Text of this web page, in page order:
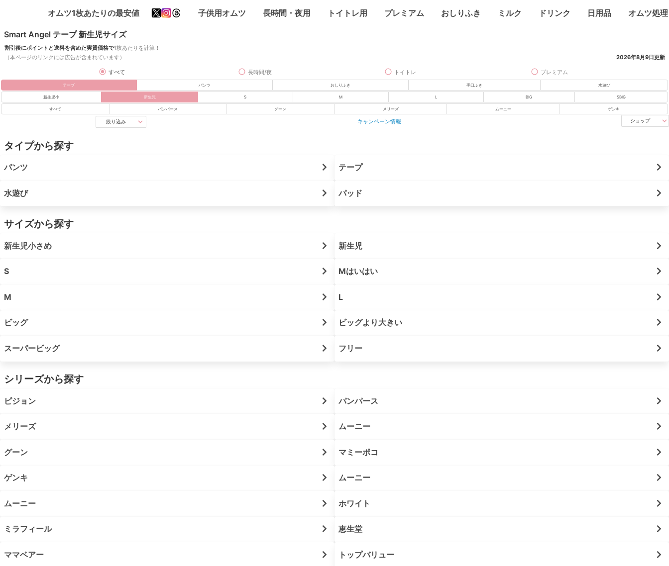
オムツ1枚あたりの最安値 子供用オムツ 長時間・夜用 トイトレ用 プレミアム おしりふき ミルク ドリンク 日用品 オムツ処理
Smart Angel テープ 新生児サイズ
割引後にポイントと送料を含めた実質価格で1枚あたりを計算！
（本ページのリンクには広告が含まれています）
2026年8月9日更新
すべて 長時間/夜 トイトレ プレミアム
テープ パンツ おしりふき 手口ふき 水遊び
新生児小 新生児 S M L BIG SBIG
すべて パンパース グーン メリーズ ムーニー ゲンキ
絞り込み キャンペーン情報 ショップ
タイプから探す
パンツ テープ
水遊び パッド
サイズから探す
新生児小さめ 新生児
S Mはいはい
M L
ビッグ ビッグより大きい
スーパービッグ フリー
シリーズから探す
ピジョン パンパース
メリーズ ムーニー
グーン マミーポコ
ゲンキ ムーニー
ムーニー ホワイト
ミラフィール 恵生堂
ママベアー トップバリュー